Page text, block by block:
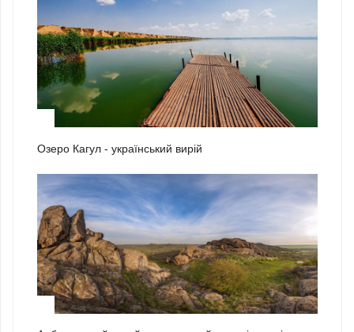
Озеро Кагул - український вирій